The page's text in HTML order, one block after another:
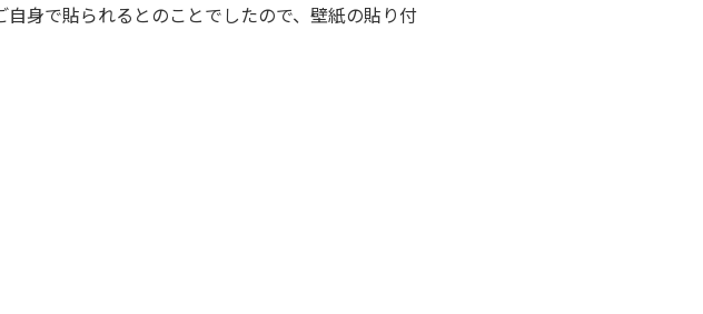
身で貼られるとのことでしたので、壁紙の貼り付